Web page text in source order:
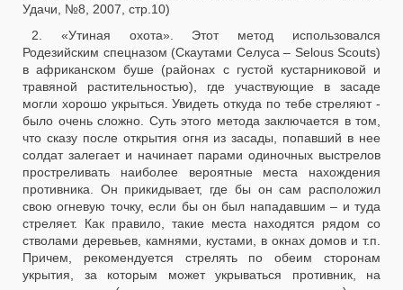
Удачи, №8, 2007, стр.10)
2. «Утиная охота». Этот метод использовался
Родезийским спецназом (Скаутами Селуса – Selous Scouts)
в африканском буше (районах с густой кустарниковой и
травяной растительностью), где участвующие в засаде
могли хорошо укрыться. Увидеть откуда по тебе стреляют -
было очень сложно. Суть этого метода заключается в том,
что сказу после открытия огня из засады, попавший в нее
солдат залегает и начинает парами одиночных выстрелов
простреливать наиболее вероятные места нахождения
противника. Он прикидывает, где бы он сам расположил
свою огневую точку, если бы он был нападавшим – и туда
стреляет. Как правило, такие места находятся рядом со
стволами деревьев, камнями, кустами, в окнах домов и т.п.
Причем, рекомендуется стрелять по обеим сторонам
укрытия, за которым может укрываться противник, на